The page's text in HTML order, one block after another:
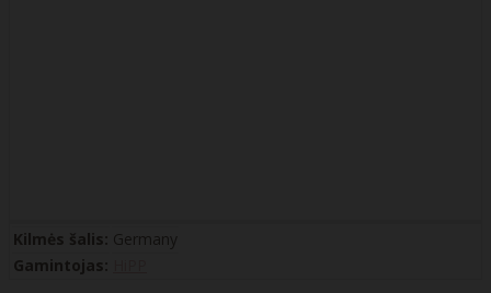
Kilmės šalis: Germany
Gamintojas: